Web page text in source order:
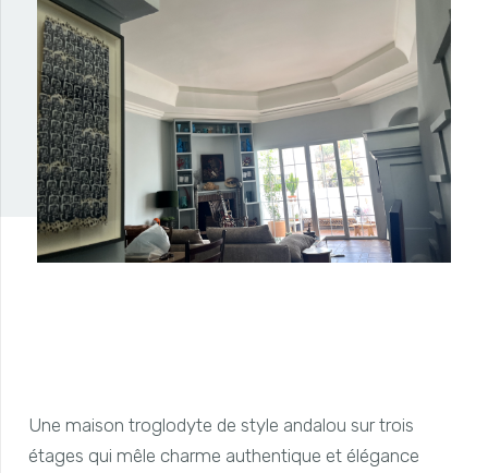
Une maison troglodyte de style andalou sur trois
étages qui mêle charme authentique et élégance